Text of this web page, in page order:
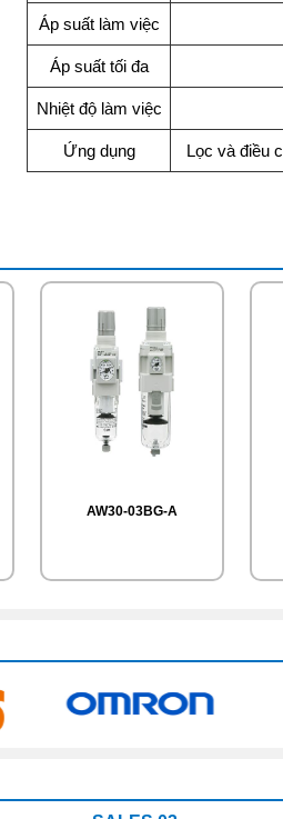
Áp suất làm việc
Áp suất tối đa
Nhiệt độ làm việc
Ứng dụng Lọc và điều
AW30-03BG-A